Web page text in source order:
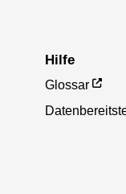
Hilfe
Glossar